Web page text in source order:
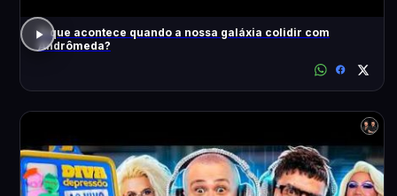
O que acontece quando a nossa galáxia colidir com
Andrômeda?